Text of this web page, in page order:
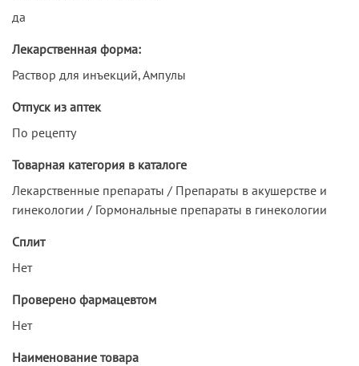
да
Лекарственная форма:
Раствор для инъекций, Ампулы
Отпуск из аптек
По рецепту
Товарная категория в каталоге
Лекарственные препараты / Препараты в акушерстве и
гинекологии / Гормональные препараты в гинекологии
Сплит
Нет
Проверено фармацевтом
Нет
Наименование товара